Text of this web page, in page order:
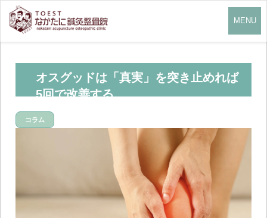
MENU
オスグッドは「真実」を突き止めれば
5回で改善する。
コラム